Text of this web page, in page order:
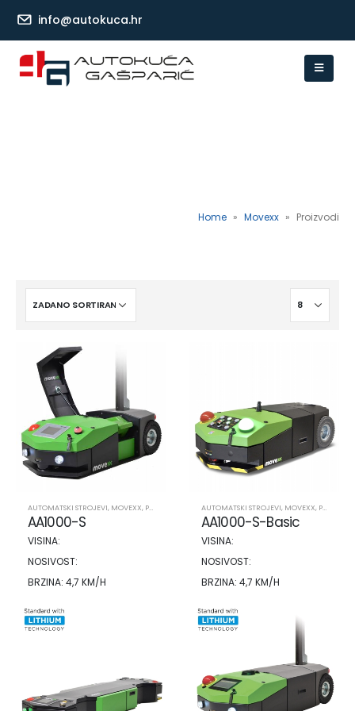
info@autokuca.hr
Home » Movexx » Proizvodi
AUTOMATSKI STROJEVI, MOVEXX, PROIZVODI
AA1000-S
VISINA:
NOSIVOST:
BRZINA: 4,7 KM/H
AUTOMATSKI STROJEVI, MOVEXX, PROIZVODI
AA1000-S-Basic
VISINA:
NOSIVOST:
BRZINA: 4,7 KM/H